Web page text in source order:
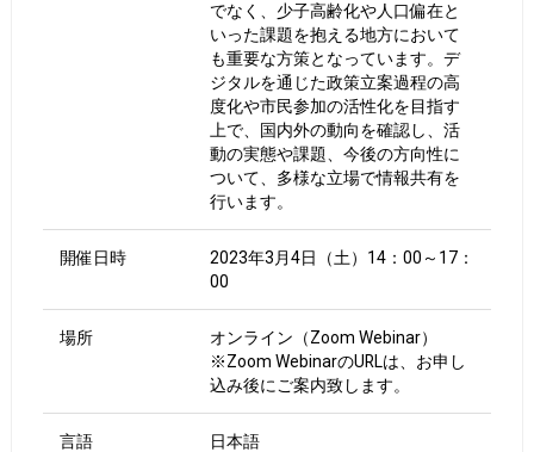
でなく、少子高齢化や人口偏在と
いった課題を抱える地方において
も重要な方策となっています。デ
ジタルを通じた政策立案過程の高
度化や市民参加の活性化を目指す
上で、国内外の動向を確認し、活
動の実態や課題、今後の方向性に
ついて、多様な立場で情報共有を
行います。
開催日時
2023年3月4日（土）14：00～17：
00
場所
オンライン（Zoom Webinar）
※Zoom WebinarのURLは、お申し
込み後にご案内致します。
言語 日本語